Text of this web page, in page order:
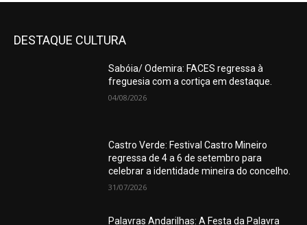
DESTAQUE CULTURA
Sabóia/ Odemira: FACES regressa à
freguesia com a cortiça em destaque.
04/08/2026
Castro Verde: Festival Castro Mineiro
regressa de 4 a 6 de setembro para
celebrar a identidade mineira do concelho.
31/07/2026
Palavras Andarilhas: A Festa da Palavra